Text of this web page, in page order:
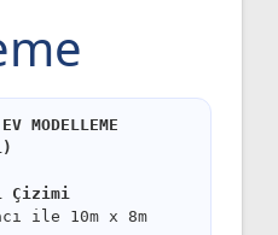
MODELLEME
Çizimi
ile 10m x 8m